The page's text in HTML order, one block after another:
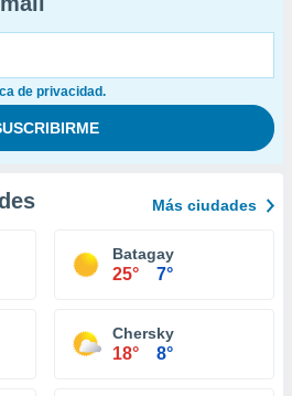
de privacidad.
Más ciudades
Batagay
25° 7°
Chersky
18° 8°